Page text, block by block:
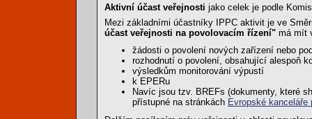
Aktivní účast veřejnosti jako celek je podle
Mezi základními účastníky IPPC aktivit je ve
účast veřejnosti na povolovacím řízení" má mít
žádosti o povolení nových zařízení nebo
rozhodnutí o povolení, obsahující alespoň
výsledkům monitorování výpustí
k EPERu
Navíc jsou tzv. BREFs (dokumenty, které
přístupné na stránkách Evropské kanceláře